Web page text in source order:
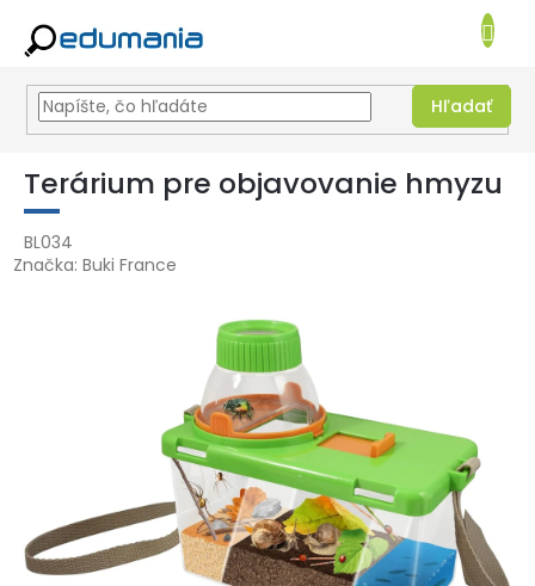
Prejsť
obsah
Hľadať
KOŠÍK
Terárium pre objavovanie hmyzu
BL034
Značka: Buki France